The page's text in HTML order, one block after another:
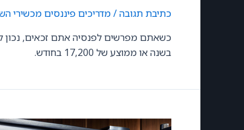
כתיבת תגובה/מדריכים פיננסיםמכשירי
בשנה או ממוצע של 17,200 בחודש.